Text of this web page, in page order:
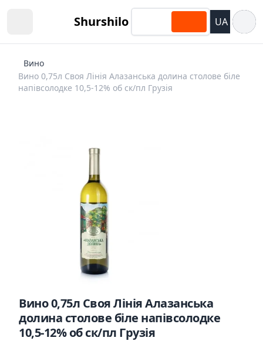
Shurshilo UA
Вино
Вино 0,75л Своя Лiнiя Алазанська долина столовe бiлe
напiвсолодкe 10,5-12% об ск/пл Гpузiя
Вино 0,75л Своя Лiнiя Алазанська
долина столовe бiлe напiвсолодкe
10,5-12% об ск/пл Гpузiя